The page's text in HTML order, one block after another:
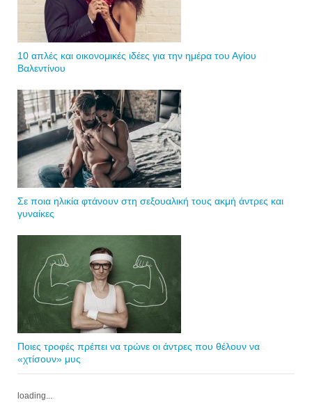
10 απλές και οικονομικές ιδέες για την ημέρα του Αγίου
Βαλεντίνου
Σε ποια ηλικία φτάνουν στη σεξουαλική τους ακμή άντρες και
γυναίκες
Ποιες τροφές πρέπει να τρώνε οι άντρες που θέλουν να
«χτίσουν» μυς
loading...